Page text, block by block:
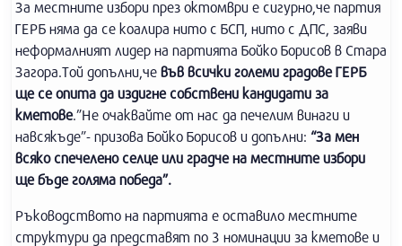
За местните избори през октомври е сигурно,че партия
ГЕРБ няма да се коалира нито с БСП, нито с ДПС, заяви
неформалният лидер на партията Бойко Борисов в Стара
Загора.Той допълни,че във всички големи градове ГЕРБ
ще се опита да издигне собствени кандидати за
кметове.”Не очаквайте от нас да печелим винаги и
навсякъде”- призова Бойко Борисов и допълни: “За мен
всяко спечелено селце или градче на местните избори
ще бъде голяма победа”.
Ръководството на партията е оставило местните
структури да представят по 3 номинации за кметове и